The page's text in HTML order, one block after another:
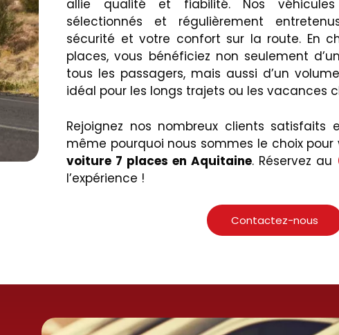
allie qualité et fiabilité. Nos véhicules
sélectionnés et régulièrement
sécurité et votre confort sur la route. En
places, vous bénéficiez non seulement
tous les passagers, mais aussi d’un
idéal pour les longs trajets ou les vacances
Rejoignez nos nombreux clients satisfaits
même pourquoi nous sommes le choix pour
voiture 7 places en Aquitaine. Réservez au
l’expérience !
Contactez-nous